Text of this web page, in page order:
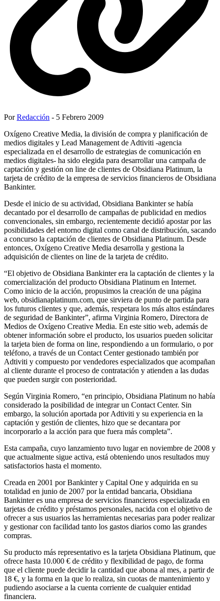
PorRedacción - 5 Febrero 2009
Oxígeno Creative Media, la división de compra y planificación de
medios digitales y Lead Management de Adtiviti -agencia
especializada en el desarrollo de estrategias de comunicación en
medios digitales- ha sido elegida para desarrollar una campaña de
captación y gestión on line de clientes de Obsidiana Platinum, la
tarjeta de crédito de la empresa de servicios financieros de Obsidiana
Bankinter.
Desde el inicio de su actividad, Obsidiana Bankinter se había
decantado por el desarrollo de campañas de publicidad en medios
convencionales, sin embargo, recientemente decidió apostar por las
posibilidades del entorno digital como canal de distribución, sacando
a concurso la captación de clientes de Obsidiana Platinum. Desde
entonces, Oxígeno Creative Media desarrolla y gestiona la
adquisición de clientes on line de la tarjeta de crédito.
“El objetivo de Obsidiana Bankinter era la captación de clientes y la
comercialización del producto Obsidiana Platinum en Internet.
Como inicio de la acción, propusimos la creación de una página
web, obsidianaplatinum.com, que sirviera de punto de partida para
los futuros clientes y que, además, respetara los más altos estándares
de seguridad de Bankinter”, afirma Virginia Romero, Directora de
Medios de Oxígeno Creative Media. En este sitio web, además de
obtener información sobre el producto, los usuarios pueden solicitar
la tarjeta bien de forma on line, respondiendo a un formulario, o por
teléfono, a través de un Contact Center gestionado también por
Adtiviti y compuesto por vendedores especializados que acompañan
al cliente durante el proceso de contratación y atienden a las dudas
que pueden surgir con posterioridad.
Según Virginia Romero, “en principio, Obsidiana Platinum no había
considerado la posibilidad de integrar un Contact Center. Sin
embargo, la solución aportada por Adtiviti y su experiencia en la
captación y gestión de clientes, hizo que se decantara por
incorporarlo a la acción para que fuera más completa”.
Esta campaña, cuyo lanzamiento tuvo lugar en noviembre de 2008 y
que actualmente sigue activa, está obteniendo unos resultados muy
satisfactorios hasta el momento.
Creada en 2001 por Bankinter y Capital One y adquirida en su
totalidad en junio de 2007 por la entidad bancaria, Obsidiana
Bankinter es una empresa de servicios financieros especializada en
tarjetas de crédito y préstamos personales, nacida con el objetivo de
ofrecer a sus usuarios las herramientas necesarias para poder realizar
y gestionar con facilidad tanto los gastos diarios como las grandes
compras.
Su producto más representativo es la tarjeta Obsidiana Platinum, que
ofrece hasta 10.000 € de crédito y flexibilidad de pago, de forma
que el cliente puede decidir la cantidad que abona al mes, a partir de
18 €, y la forma en la que lo realiza, sin cuotas de mantenimiento y
pudiendo asociarse a la cuenta corriente de cualquier entidad
financiera.